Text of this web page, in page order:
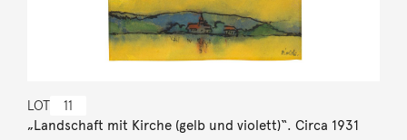
LOT 11
„Landschaft mit Kirche (gelb und violett)“. Circa 1931